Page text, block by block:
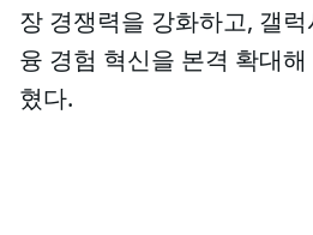
장 경쟁력을 강화하고, 갤
융 경험 혁신을 본격 확대
혔다.